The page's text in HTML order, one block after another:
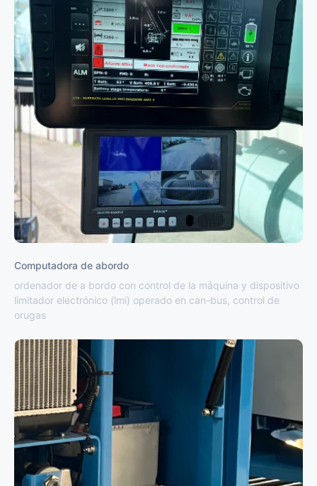
Computadora de abordo
ordenador de a bordo con control de la máquina y dispositivo
limitador electrónico (lmi) operado en can-bus, control de
orugas